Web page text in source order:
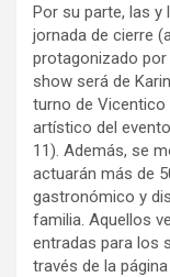
Por su parte, las
jornada de cierre
protagonizado por
show será de
turno de Vicentico
artístico del
11). Además, se
actuarán más de
gastronómico y
familia. Aquellos
entradas para los
través de la